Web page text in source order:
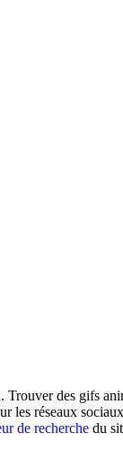
des gifs
les réseaux
de recherche du